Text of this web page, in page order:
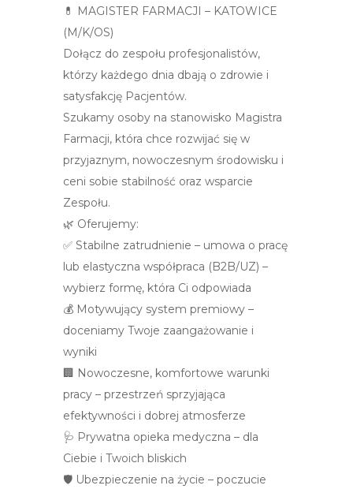
💊 MAGISTER FARMACJI – KATOWICE
(M/K/OS)
Dołącz do zespołu profesjonalistów,
którzy każdego dnia dbają o zdrowie i
satysfakcję Pacjentów.
Szukamy osoby na stanowisko Magistra
Farmacji, która chce rozwijać się w
przyjaznym, nowoczesnym środowisku i
ceni sobie stabilność oraz wsparcie
Zespołu.
🌿 Oferujemy:
✅ Stabilne zatrudnienie – umowa o pracę
lub elastyczna współpraca (B2B/UZ) –
wybierz formę, która Ci odpowiada
💰 Motywujący system premiowy –
doceniamy Twoje zaangażowanie i
wyniki
🏢 Nowoczesne, komfortowe warunki
pracy – przestrzeń sprzyjająca
efektywności i dobrej atmosferze
🩺 Prywatna opieka medyczna – dla
Ciebie i Twoich bliskich
🛡️ Ubezpieczenie na życie – poczucie